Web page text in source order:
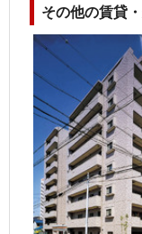
その他の賃貸